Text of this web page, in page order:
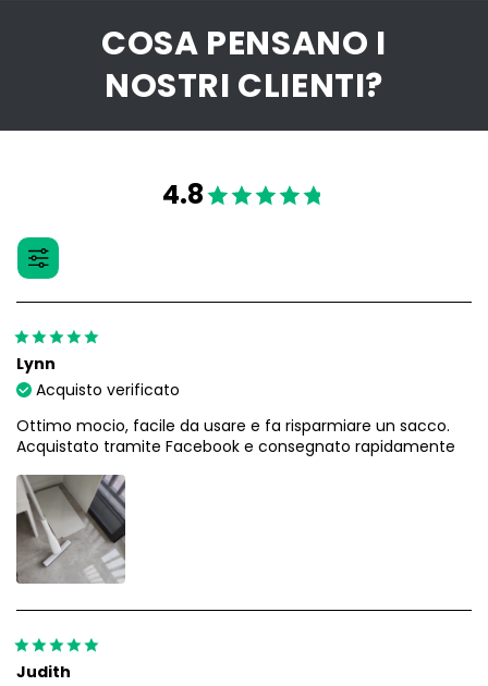
COSA PENSANO I
NOSTRI CLIENTI?
4.8
Lynn
Acquisto verificato
Ottimo mocio, facile da usare e fa risparmiare un sacco.
Acquistato tramite Facebook e consegnato rapidamente
Judith